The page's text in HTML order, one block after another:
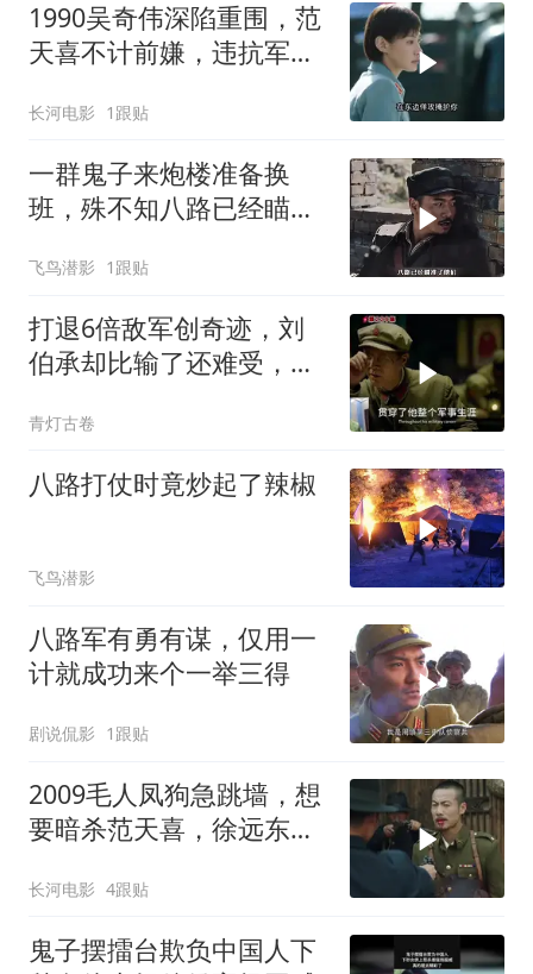
1990吴奇伟深陷重围，范
天喜不计前嫌，违抗军令
长河电影 1跟贴
一群鬼子来炮楼准备换
班，殊不知八路已经瞄准
飞鸟潜影 1跟贴
打退6倍敌军创奇迹，刘
伯承却比输了还难受，对
青灯古卷
八路打仗时竟炒起了辣椒
飞鸟潜影
八路军有勇有谋，仅用一
计就成功来个一举三得
剧说侃影 1跟贴
2009毛人凤狗急跳墙，想
要暗杀范天喜，徐远东硬
长河电影 4跟贴
鬼子摆擂台欺负中国人下